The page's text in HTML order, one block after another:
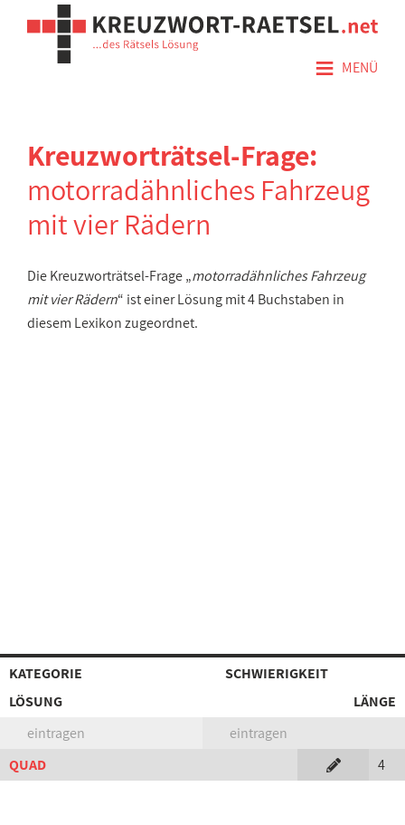
≡ MENÜ
Kreuzworträtsel-Frage:
motorradähnliches Fahrzeug
mit vier Rädern
Die Kreuzworträtsel-Frage „motorradähnliches Fahrzeug
mit vier Rädern“ ist einer Lösung mit 4 Buchstaben in
diesem Lexikon zugeordnet.
KATEGORIE
SCHWIERIGKEIT
LÖSUNG
LÄNGE
eintragen
eintragen
QUAD
4